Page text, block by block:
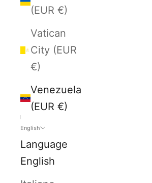
(EUR €)
Vatican
City (EUR
€)
Venezuela
(EUR €)
English
Language
English